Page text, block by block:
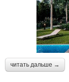
читать дальше →